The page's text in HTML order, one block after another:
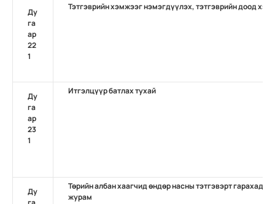
Ду
га
ар
22
1
Тэтгэврийн хэмжээг нэмэгдүүлэх, тэтгэврийн доод
Ду
га
ар
23
1
Итгэлцүүр батлах тухай
Ду
Төрийн албан хаагчид өндөр насны тэтгэвэрт гарахад
журам